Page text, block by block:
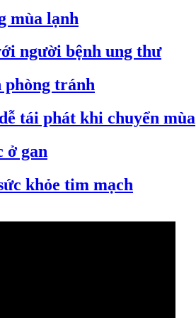
mùa lạnh
người bệnh ung thư
phòng tránh
tái phát khi chuyển mùa
ở gan
khỏe tim mạch